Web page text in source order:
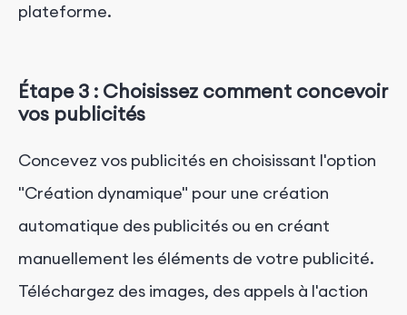
plateforme.
Étape 3 : Choisissez comment concevoir
vos publicités
Concevez vos publicités en choisissant l'option
"Création dynamique" pour une création
automatique des publicités ou en créant
manuellement les éléments de votre publicité.
Téléchargez des images, des appels à l'action